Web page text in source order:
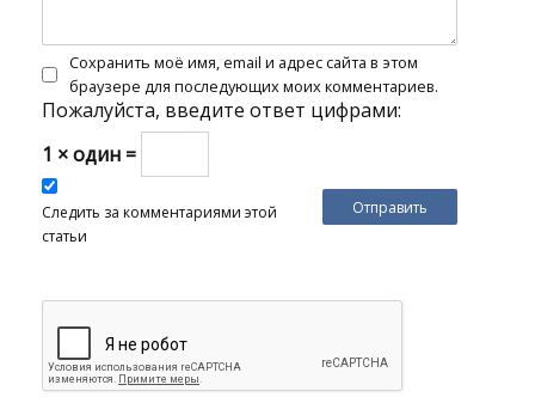
Сохранить моё имя, email и адрес сайта в этом
браузере для последующих моих комментариев.
Пожалуйста, введите ответ цифрами:
1 × один =
Следить за комментариями этой
статьи